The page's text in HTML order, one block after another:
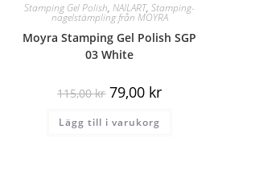
Stamping Gel Polish,NAILART,Stamping-
nagelstämpling från MOYRA
Moyra Stamping Gel Polish SGP
03 White
115,00kr 79,00 kr
Lägg till i varukorg